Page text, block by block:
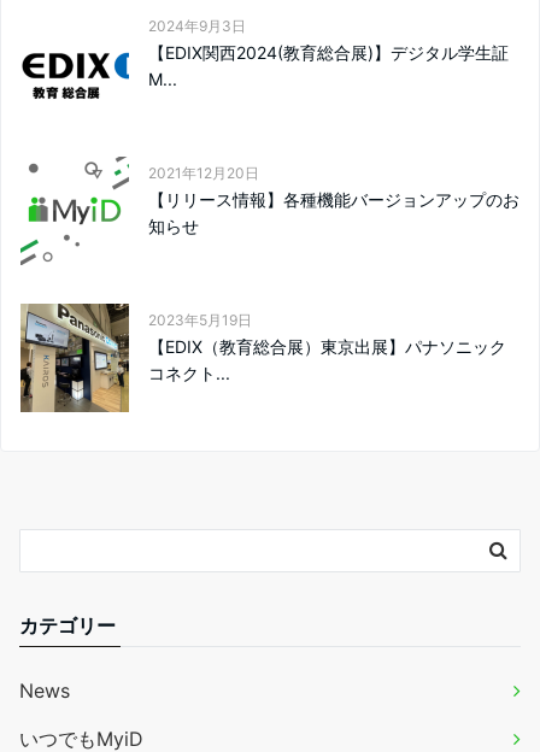
2024年9月3日
【EDIX関西2024(教育総合展)】デジタル学生証
M...
2021年12月20日
【リリース情報】各種機能バージョンアップのお
知らせ
2023年5月19日
【EDIX（教育総合展）東京出展】パナソニック
コネクト...
カテゴリー
News
いつでもMyiD